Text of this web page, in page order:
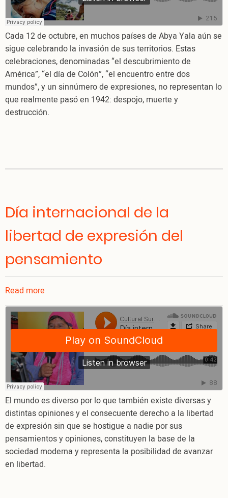
Resistencia
Indígena
Cada 12 de octubre, en muchos países de Abya Yala aún se
sigue celebrando la invasión de sus territorios. Estas
celebraciones, denominadas “el descubrimiento de
América”, “el día de Colón”, “el encuentro entre dos
mundos”, y un sinnúmero de expresiones, no representan lo
que realmente pasó en 1942: despojo, muerte y
destrucción.
Día internacional de la
libertad de expresión del
pensamiento
Read more
Día
internacional
de
libertad
de
expresión
del
pensamiento
El mundo es diverso por lo que también existe diversas y
distintas opiniones y el consecuente derecho a la libertad
de expresión sin que se hostigue a nadie por sus
pensamientos y opiniones, constituyen la base de la
sociedad moderna y representa la posibilidad de avanzar
en libertad.